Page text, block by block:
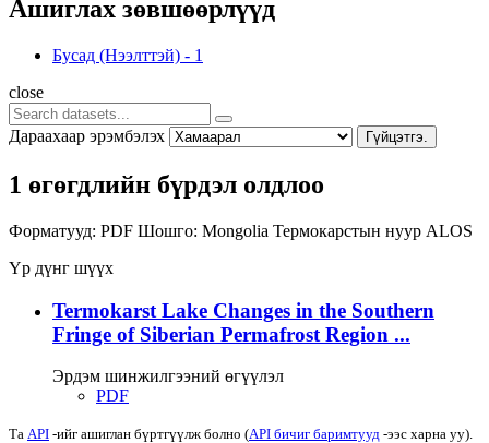
Ашиглах зөвшөөрлүүд
Бусад (Нээлттэй) - 1
close
Дараахаар эрэмбэлэх Гүйцэтгэ.
1 өгөгдлийн бүрдэл олдлоо
Форматууд: PDF Шошго: Mongolia Термокарстын нуур ALOS
Үр дүнг шүүх
Termokarst Lake Changes in the Southern
Fringe of Siberian Permafrost Region ...
Эрдэм шинжилгээний өгүүлэл
PDF
Та API -ийг ашиглан бүртгүүлж болно (API бичиг баримтууд -ээс харна уу).